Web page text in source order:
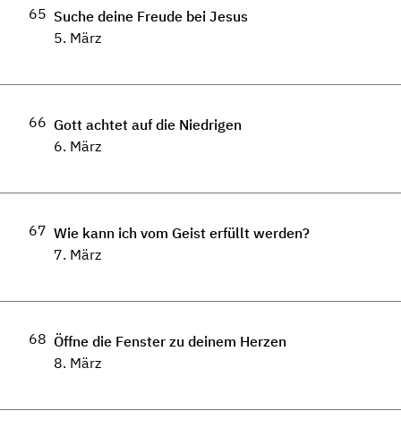
65 Suche deine Freude bei Jesus
5. März
66 Gott achtet auf die Niedrigen
6. März
67 Wie kann ich vom Geist erfüllt werden?
7. März
68 Öffne die Fenster zu deinem Herzen
8. März